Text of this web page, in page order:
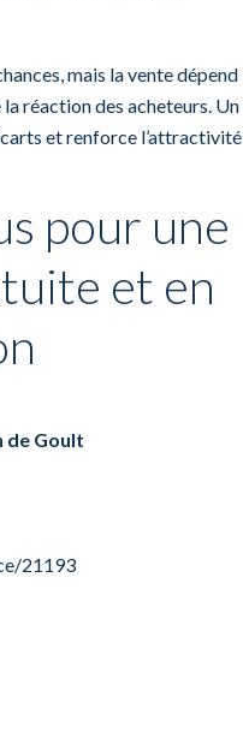
mais la vente dépend
réaction des acheteurs. Un
et renforce l’attractivité
pour une
et en
de Goult
21193